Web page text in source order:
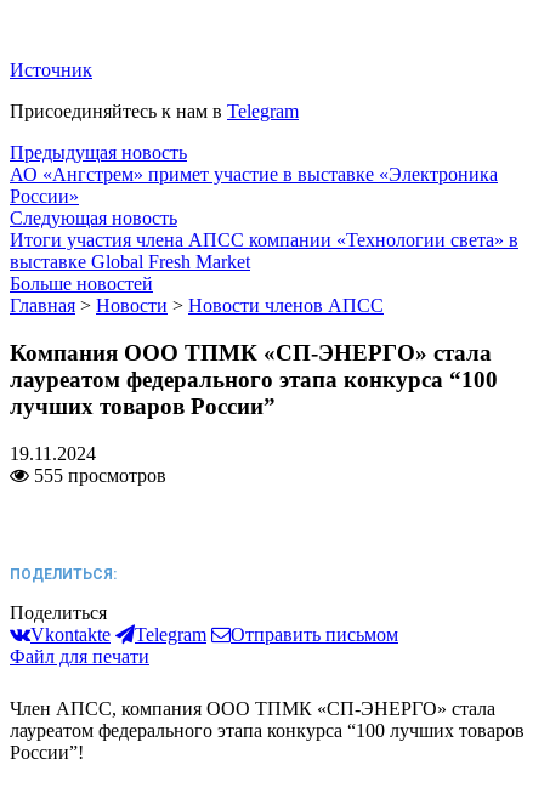
Источник
Присоединяйтесь к нам в Telegram
Предыдущая новость
АО «Ангстрем» примет участие в выставке «Электроника
России»
Следующая новость
Итоги участия члена АПСС компании «Технологии света» в
выставке Global Fresh Market
Больше новостей
Главная > Новости > Новости членов АПСС
Компания ООО ТПМК «СП-ЭНЕРГО» стала
лауреатом федерального этапа конкурса “100
лучших товаров России”
19.11.2024
555 просмотров
ПОДЕЛИТЬСЯ:
Поделиться
Vkontakte
Telegram
Отправить письмом
Файл для печати
Член АПСС, компания ООО ТПМК «СП-ЭНЕРГО» стала
лауреатом федерального этапа конкурса “100 лучших товаров
России”!